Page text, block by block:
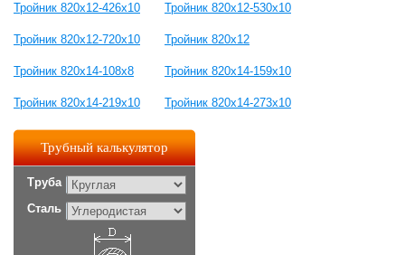
Тройник 820x12-426x10 Тройник 820x12-530x10
Тройник 820x12-720x10 Тройник 820x12
Тройник 820x14-108x8 Тройник 820x14-159x10
Тройник 820x14-219x10 Тройник 820x14-273x10
Трубный калькулятор
Труба
Сталь